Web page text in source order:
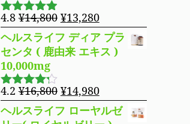
5段階で
4.83 の評
価
4.8 ¥14,800 元
の
価
格
¥14,800
で
し
¥13,280現
在
の
価
は
¥13,280
で
ヘルスライフ ディア プラ
センタ ( 鹿由来 エキス )
10,000mg
5段階で
4.19 の評
価
4.2 ¥16,800 元
の
価
¥14,980現
在
の
ヘルスライフ ローヤルゼ